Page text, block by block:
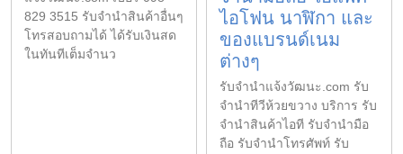
829 3515 รับจำนำสินค้าอื่นๆ
โทรสอบถามได้ ได้รับเงินสด
ในทันทีเต็มจำนว
ไอโฟน นาฬิกา และ
ของแบรนด์เนม
ต่างๆ
รับจํานําแจ้งวัฒนะ.com รับ
จำนำทีวีห้วยขวาง บริการ รับ
จำนำสินค้าไอที รับจำนำมือ
ถือ รับจำนำโทรศัพท์ รับ